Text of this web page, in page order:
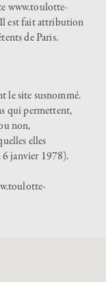
www.toulotte-
est fait attribution
de Paris.
le site susnommé.
qui permettent,
non,
elles
6 janvier 1978).